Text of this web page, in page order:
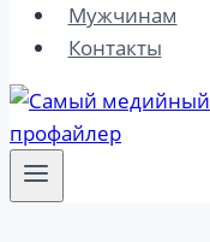
Мужчинам
Контакты